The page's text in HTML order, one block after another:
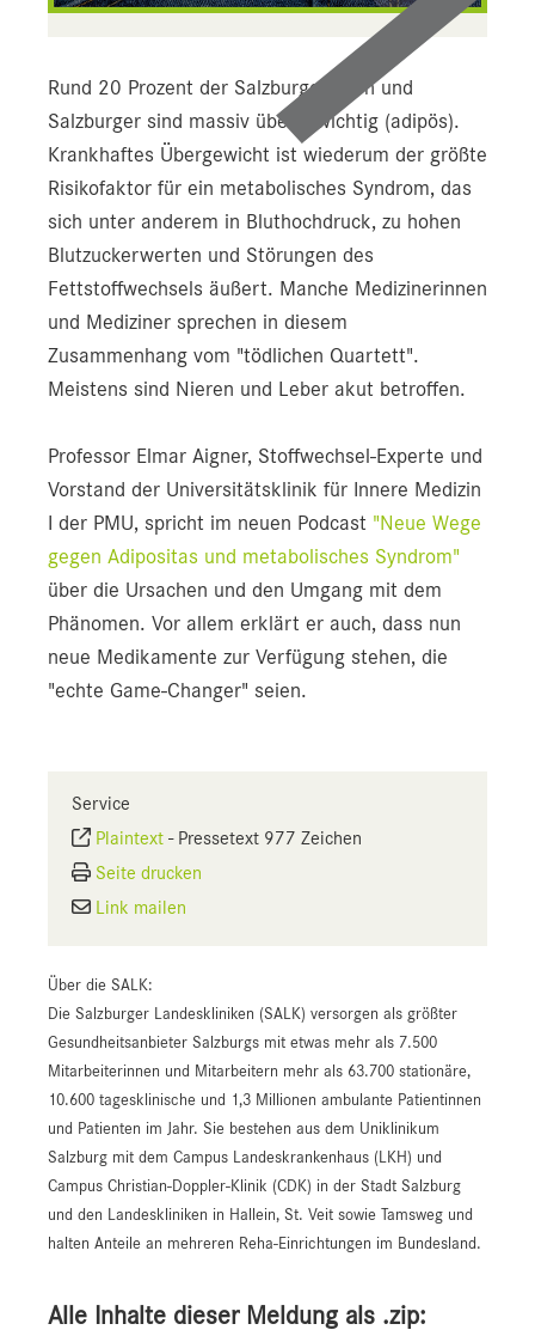
Rund 20 Prozent der Salzburgerinnen und
Salzburger sind massiv übergewichtig (adipös).
Krankhaftes Übergewicht ist wiederum der größte
Risikofaktor für ein metabolisches Syndrom, das
sich unter anderem in Bluthochdruck, zu hohen
Blutzuckerwerten und Störungen des
Fettstoffwechsels äußert. Manche Medizinerinnen
und Mediziner sprechen in diesem
Zusammenhang vom "tödlichen Quartett".
Meistens sind Nieren und Leber akut betroffen.
Professor Elmar Aigner, Stoffwechsel-Experte und
Vorstand der Universitätsklinik für Innere Medizin
I der PMU, spricht im neuen Podcast "Neue Wege
gegen Adipositas und metabolisches Syndrom"
über die Ursachen und den Umgang mit dem
Phänomen. Vor allem erklärt er auch, dass nun
neue Medikamente zur Verfügung stehen, die
"echte Game-Changer" seien.
Service
Plaintext - Pressetext 977 Zeichen
Seite drucken
Link mailen
Über die SALK:
Die Salzburger Landeskliniken (SALK) versorgen als größter
Gesundheitsanbieter Salzburgs mit etwas mehr als 7.500
Mitarbeiterinnen und Mitarbeitern mehr als 63.700 stationäre,
10.600 tagesklinische und 1,3 Millionen ambulante Patientinnen
und Patienten im Jahr. Sie bestehen aus dem Uniklinikum
Salzburg mit dem Campus Landeskrankenhaus (LKH) und
Campus Christian-Doppler-Klinik (CDK) in der Stadt Salzburg
und den Landeskliniken in Hallein, St. Veit sowie Tamsweg und
halten Anteile an mehreren Reha-Einrichtungen im Bundesland.
Alle Inhalte dieser Meldung als .zip: